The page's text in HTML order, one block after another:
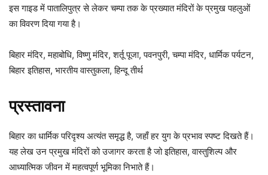
इस गाइड में पातालिपुत्र से लेकर चम्पा तक के प्रख्यात मंदिरों के प्रमुख पहलुओं
का विवरण दिया गया है।
बिहार मंदिर, महाबोधि, विष्णु मंदिर, शर्तू पूजा, पवनपुरी, चम्पा मंदिर, धार्मिक पर्यटन,
बिहार इतिहास, भारतीय वास्तुकला, हिन्दू तीर्थ
प्रस्तावना
बिहार का धार्मिक परिदृश्य अत्यंत समृद्ध है, जहाँ हर युग के प्रभाव स्पष्ट दिखते हैं।
यह लेख उन प्रमुख मंदिरों को उजागर करता है जो इतिहास, वास्तुशिल्प और
आध्यात्मिक जीवन में महत्वपूर्ण भूमिका निभाते हैं।